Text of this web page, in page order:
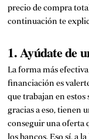
precio de compra
continuación te
1. Ayúdate de
La forma más
financiación es
que trabajan en
gracias a eso, tienen
conseguir una oferta
los bancos. Eso sí, a